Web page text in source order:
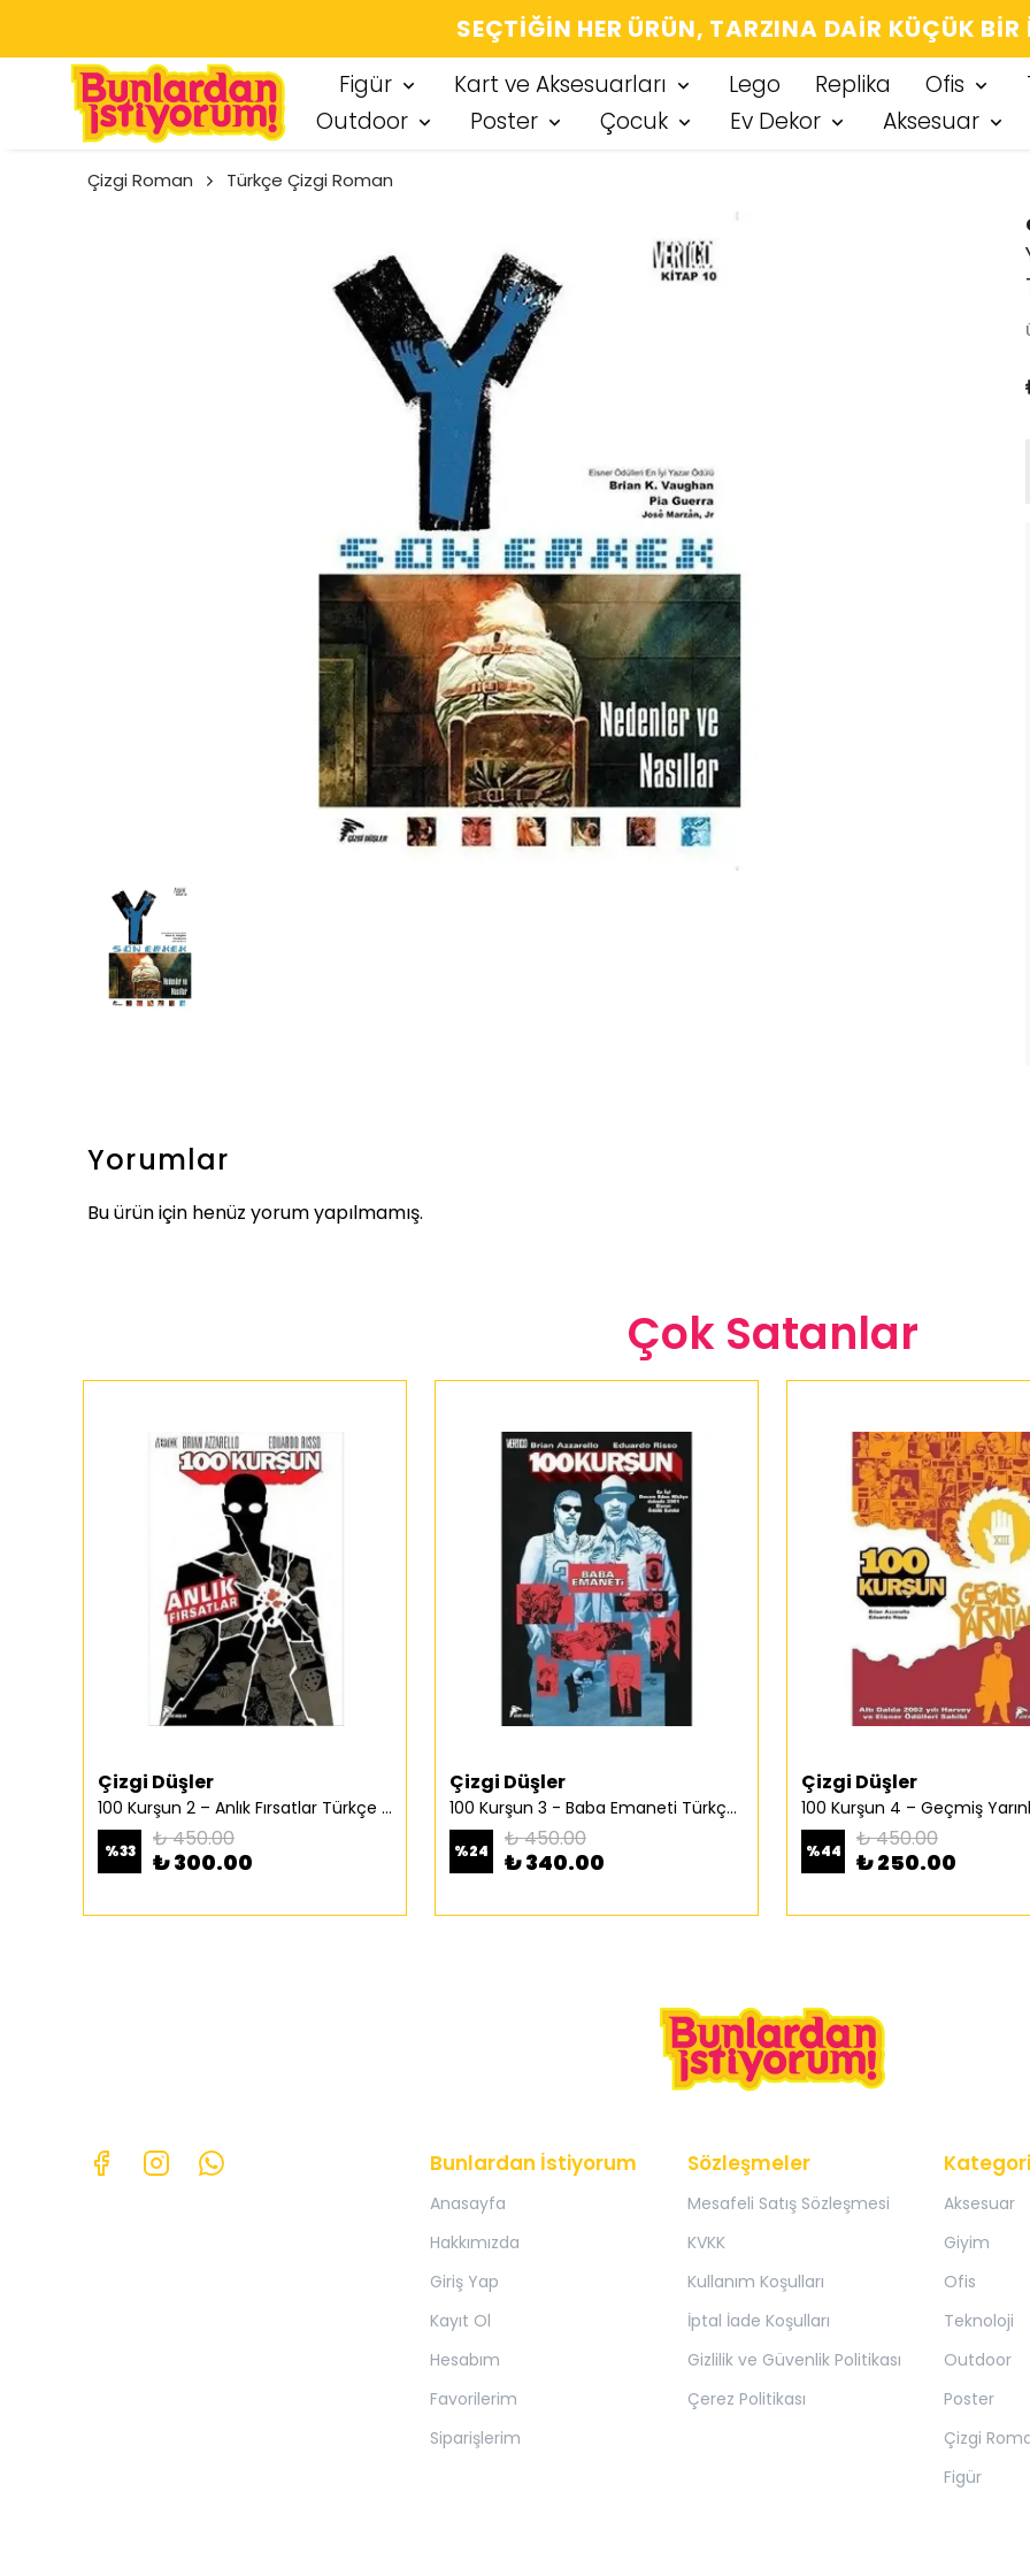
SEÇTIĞIN HER ÜRÜN, TARZINA DAIR KÜÇÜK
Figür Kart ve Aksesuarları Lego Replika Ofis
Outdoor
Poster Çocuk Ev Dekor Aksesuar
Çizgi Roman Türkçe Çizgi Roman
Yorumlar
Bu ürün için henüz yorum yapılmamış.
Çok Satanlar
Çizgi Düşler
100 Kurşun 2 – Anlık Fırsatlar Türkçe Çizgi Roman
%33 ₺ 450.00
₺ 300.00
Çizgi Düşler
100 Kurşun 3 - Baba Emaneti Türkçe Çizgi Roman
%24 ₺ 450.00
₺ 340.00
Çizgi Düşler
%44 ₺ 450.00
₺ 250.00
Bunlardan İstiyorum
Anasayfa
Hakkımızda
Giriş Yap
Kayıt Ol
Hesabım
Favorilerim
Siparişlerim
Sözleşmeler
Mesafeli Satış Sözleşmesi
KVKK
Kullanım Koşulları
İptal İade Koşulları
Gizlilik ve Güvenlik Politikası
Çerez Politikası
Aksesuar
Giyim
Ofis
Teknoloji
Outdoor
Poster
Çizgi
Figür